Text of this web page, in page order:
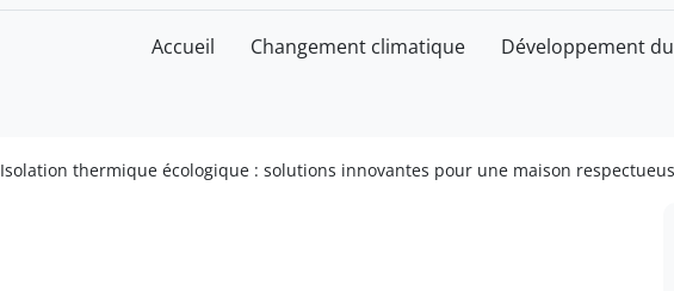
Accueil Changement climatique Développement
Isolation thermique écologique : solutions innovantes pour une maison